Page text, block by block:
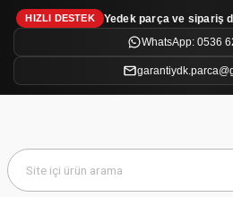
HIZLI DESTEK
Yedek parça ve sipariş
WhatsApp: 0536